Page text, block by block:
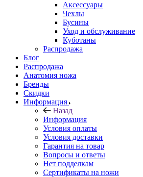
Аксессуары
Чехлы
Бусины
Уход и обслуживание
Куботаны
Распродажа
Блог
Распродажа
Анатомия ножа
Бренды
Скидки
Информация
Назад
Информация
Условия оплаты
Условия доставки
Гарантия на товар
Вопросы и ответы
Нет подделкам
Сертификаты на ножи